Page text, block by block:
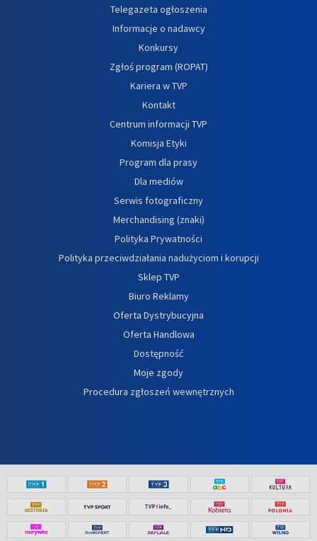
Telegazeta ogłoszenia
Informacje o nadawcy
Konkursy
Zgłoś program (ROPAT)
Kariera w TVP
Kontakt
Centrum informacji TVP
Komisja Etyki
Program dla prasy
Dla mediów
Serwis fotograficzny
Merchandising (znaki)
Polityka Prywatności
Polityka przeciwdziałania nadużyciom i korupcji
Sklep TVP
Biuro Reklamy
Oferta Dystrybucyjna
Oferta Handlowa
Dostępność
Moje zgody
Procedura zgłoszeń wewnętrznych